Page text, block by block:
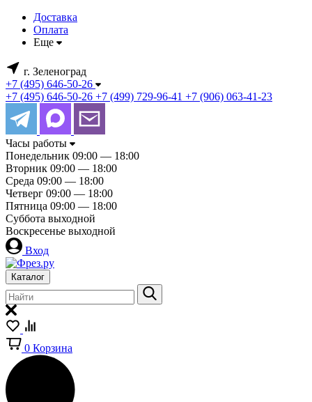
Доставка
Оплата
Еще
г. Зеленоград
+7 (495) 646-50-26
+7 (495) 646-50-26 +7 (499) 729-96-41 +7 (906) 063-41-23
Часы работы
Понедельник 09:00 — 18:00
Вторник 09:00 — 18:00
Среда 09:00 — 18:00
Четверг 09:00 — 18:00
Пятница 09:00 — 18:00
Суббота выходной
Воскресенье выходной
Вход
Каталог
0 Корзина